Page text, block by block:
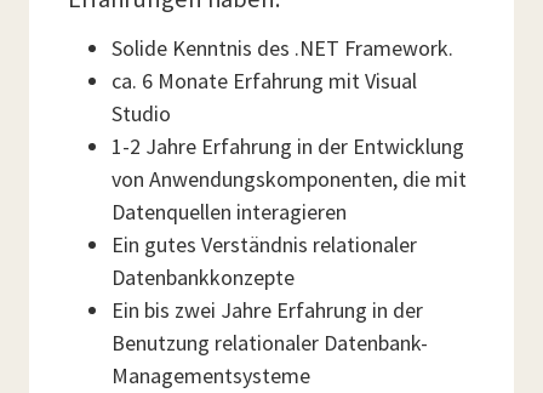
Solide Kenntnis des .NET Framework.
ca. 6 Monate Erfahrung mit Visual
Studio
1-2 Jahre Erfahrung in der Entwicklung
von Anwendungskomponenten, die mit
Datenquellen interagieren
Ein gutes Verständnis relationaler
Datenbankkonzepte
Ein bis zwei Jahre Erfahrung in der
Benutzung relationaler Datenbank-
Managementsysteme